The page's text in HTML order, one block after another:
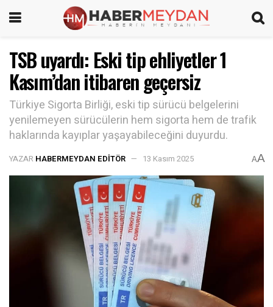
TSB uyardı: Eski tip ehliyetler 1
Kasım’dan itibaren geçersiz
Türkiye Sigorta Birliği, eski tip sürücü belgelerini
yenilemeyen sürücülerin hem sigorta hem de trafik
haklarında kayıplar yaşayabileceğini duyurdu.
YAZAR HABERMEYDAN EDITÖR 13 Kasım 2025 AA